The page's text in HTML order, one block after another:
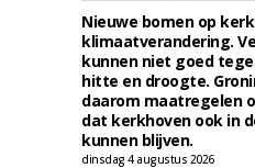
Nieuwe bomen op
klimaatverandering.
kunnen niet goed
hitte en droogte.
daarom maatregelen
dat kerkhoven ook in
kunnen blijven.
dinsdag 4 augustus 2026